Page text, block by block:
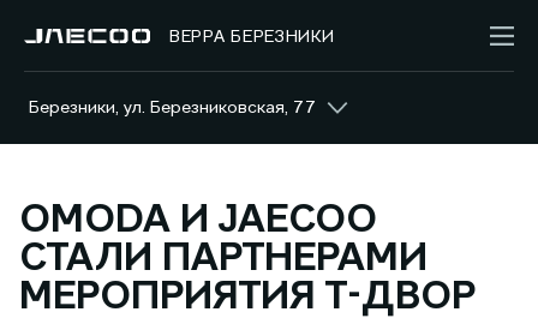
ВЕРРА БЕРЕЗНИКИ
Березники, ул. Березниковская, 77
OMODA И JAECOO
СТАЛИ ПАРТНЕРАМИ
МЕРОПРИЯТИЯ Т-ДВОР